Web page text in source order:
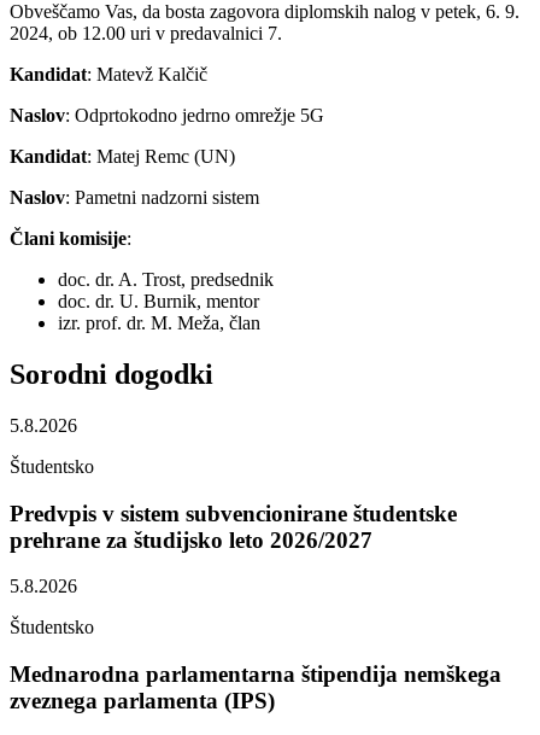
Obveščamo Vas, da bosta zagovora diplomskih nalog v petek, 6. 9.
2024, ob 12.00 uri v predavalnici 7.
Kandidat: Matevž Kalčič
Naslov: Odprtokodno jedrno omrežje 5G
Kandidat: Matej Remc (UN)
Naslov: Pametni nadzorni sistem
Člani komisije:
doc. dr. A. Trost, predsednik
doc. dr. U. Burnik, mentor
izr. prof. dr. M. Meža, član
Sorodni dogodki
5.8.2026
Študentsko
Predvpis v sistem subvencionirane študentske
prehrane za študijsko leto 2026/2027
5.8.2026
Študentsko
Mednarodna parlamentarna štipendija nemškega
zveznega parlamenta (IPS)